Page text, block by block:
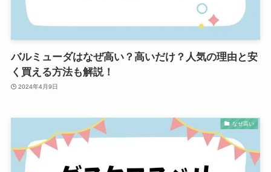
バルミューダはなぜ高い？高いだけ？人気の理由と安
く買える方法も解説！
2024年4月9日
なぜ高い